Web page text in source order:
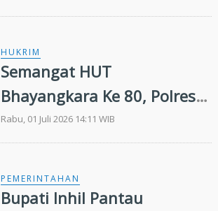
Transparan
HUKRIM
Semangat HUT
Bhayangkara Ke 80, Polresta
Pekanbaru Perkuat
Komitmen Pelayanan
Rabu, 01 Juli 2026 14:11 WIB
PEMERINTAHAN
Bupati Inhil Pantau